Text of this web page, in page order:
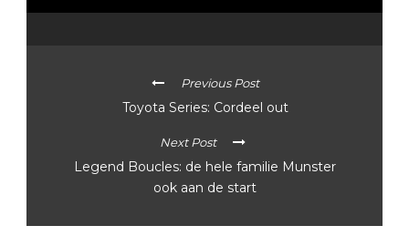
Previous Post
Toyota Series: Cordeel out
Next Post
Legend Boucles: de hele familie Munster
ook aan de start